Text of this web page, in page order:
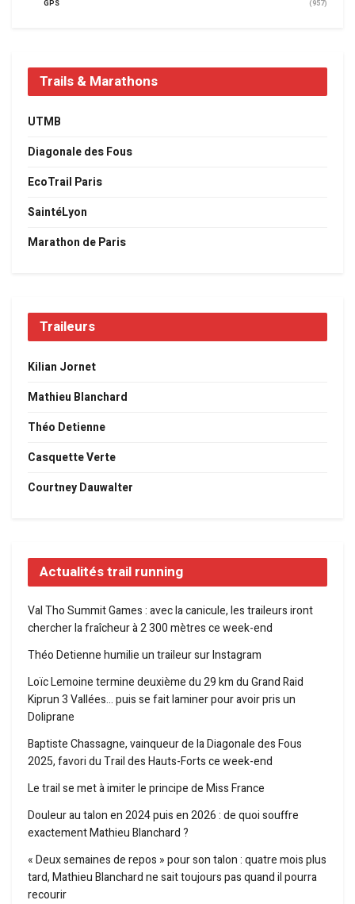
GPS (957)
Trails & Marathons
UTMB
Diagonale des Fous
EcoTrail Paris
SaintéLyon
Marathon de Paris
Traileurs
Kilian Jornet
Mathieu Blanchard
Théo Detienne
Casquette Verte
Courtney Dauwalter
Actualités trail running
Val Tho Summit Games : avec la canicule, les traileurs iront
chercher la fraîcheur à 2 300 mètres ce week-end
Théo Detienne humilie un traileur sur Instagram
Loïc Lemoine termine deuxième du 29 km du Grand Raid
Kiprun 3 Vallées… puis se fait laminer pour avoir pris un
Doliprane
Baptiste Chassagne, vainqueur de la Diagonale des Fous
2025, favori du Trail des Hauts-Forts ce week-end
Le trail se met à imiter le principe de Miss France
Douleur au talon en 2024 puis en 2026 : de quoi souffre
exactement Mathieu Blanchard ?
« Deux semaines de repos » pour son talon : quatre mois plus
tard, Mathieu Blanchard ne sait toujours pas quand il pourra
recourir